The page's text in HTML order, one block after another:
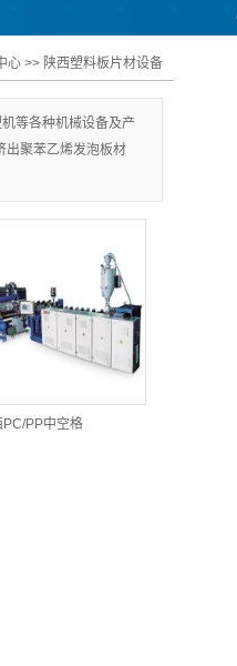
心>> 陕西塑料板片材设备
等各种机械设备及产
出聚苯乙烯发泡板材
PC/PP中空格